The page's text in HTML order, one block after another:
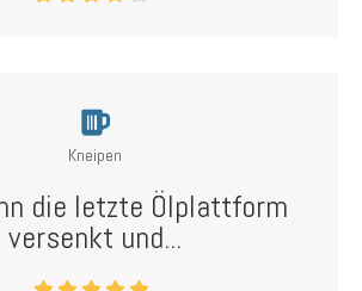
Kneipen
die letzte Ölplattform
versenkt und...